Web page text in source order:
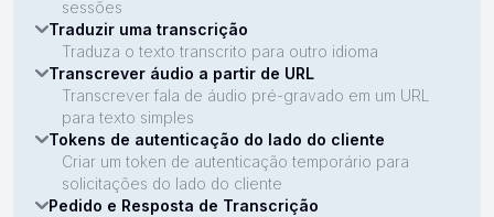
sessões
Traduzir uma transcrição
Traduza o texto transcrito para outro idioma
Transcrever áudio a partir de URL
Transcrever fala de áudio pré-gravado em um URL
para texto simples
Tokens de autenticação do lado do cliente
Criar um token de autenticação temporário para
solicitações do lado do cliente
Pedido e Resposta de Transcrição